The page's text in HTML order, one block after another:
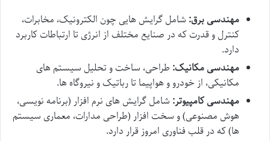
مهندسی برق: شامل گرایش هایی چون الکترونیک، مخابرات،
کنترل و قدرت که در صنایع مختلف از انرژی تا ارتباطات کاربرد
دارد.
مهندسی مکانیک: طراحی، ساخت و تحلیل سیستم های
مکانیکی، از خودرو و هواپیما تا رباتیک و نیروگاه ها.
مهندسی کامپیوتر: شامل گرایش های نرم افزار (برنامه نویسی،
هوش مصنوعی) و سخت افزار (طراحی مدارات، معماری سیستم
ها) که در قلب فناوری امروز قرار دارد.